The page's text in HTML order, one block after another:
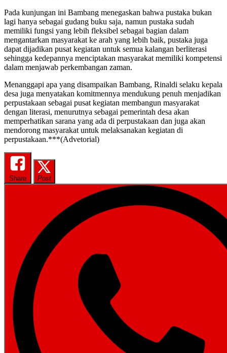
Pada kunjungan ini Bambang menegaskan bahwa pustaka bukan
lagi hanya sebagai gudang buku saja, namun pustaka sudah
memiliki fungsi yang lebih fleksibel sebagai bagian dalam
mengantarkan masyarakat ke arah yang lebih baik, pustaka juga
dapat dijadikan pusat kegiatan untuk semua kalangan berliterasi
sehingga kedepannya menciptakan masyarakat memiliki kompetensi
dalam menjawab perkembangan zaman.
Menanggapi apa yang disampaikan Bambang, Rinaldi selaku kepala
desa juga menyatakan komitmennya mendukung penuh menjadikan
perpustakaan sebagai pusat kegiatan membangun masyarakat
dengan literasi, menurutnya sebagai pemerintah desa akan
memperhatikan sarana yang ada di perpustakaan dan juga akan
mendorong masyarakat untuk melaksanakan kegiatan di
perpustakaan.***(Advetorial)
Share Post